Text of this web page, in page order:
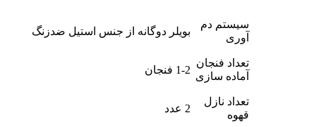
سیستم دم
آوری
بویلر دوگانه از جنس استیل ضدزنگ
تعداد فنجان
آماده سازی
1-2 فنجان
تعداد نازل
قهوه
2 عدد